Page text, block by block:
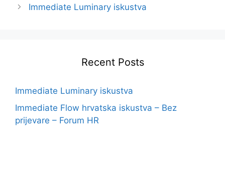
Immediate Luminary iskustva
Recent Posts
Immediate Luminary iskustva
Immediate Flow hrvatska iskustva – Bez
prijevare – Forum HR